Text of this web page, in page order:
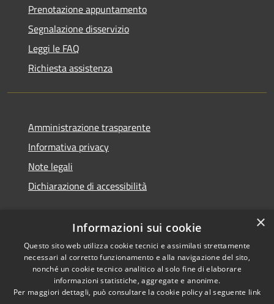
Prenotazione appuntamento
Segnalazione disservizio
Leggi le FAQ
Richiesta assistenza
Amministrazione trasparente
Informativa privacy
Note legali
Dichiarazione di accessibilità
RSS
Copyright © 2026 • Comune di
×
Informazioni sui cookie
Questo sito web utilizza cookie tecnici e assimilati strettamente
necessari al corretto funzionamento e alla navigazione del sito,
nonché un cookie tecnico analitico al solo fine di elaborare
informazioni statistiche, aggregate e anonime.
Per maggiori dettagli, può consultare la cookie policy al seguente link